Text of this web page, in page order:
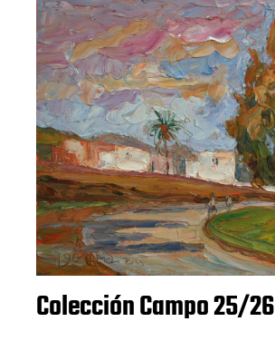
Colección Campo 25/26